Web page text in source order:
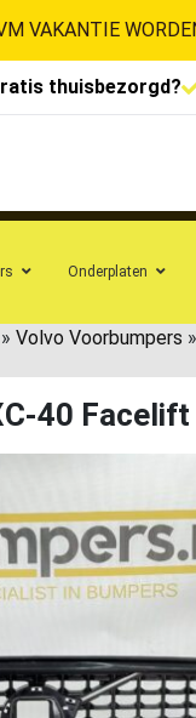
VAKANTIE
thuisbezorgd?
Onderplaten
» Volvo Voorbumpers »
40